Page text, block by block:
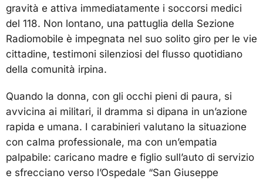
gravità e attiva immediatamente i soccorsi medici
del 118. Non lontano, una pattuglia della Sezione
Radiomobile è impegnata nel suo solito giro per le vie
cittadine, testimoni silenziosi del flusso quotidiano
della comunità irpina.
Quando la donna, con gli occhi pieni di paura, si
avvicina ai militari, il dramma si dipana in un’azione
rapida e umana. I carabinieri valutano la situazione
con calma professionale, ma con un’empatia
palpabile: caricano madre e figlio sull’auto di servizio
e sfrecciano verso l’Ospedale “San Giuseppe